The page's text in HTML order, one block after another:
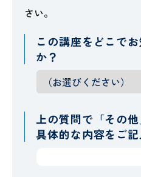
さい。
この講座をどこで
か？
上の質問で「その他
具体的な内容をご記